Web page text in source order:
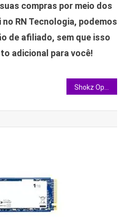
compras por meio dos
RN Tecnologia, podemos
de afiliado, sem que isso
adicional para você!